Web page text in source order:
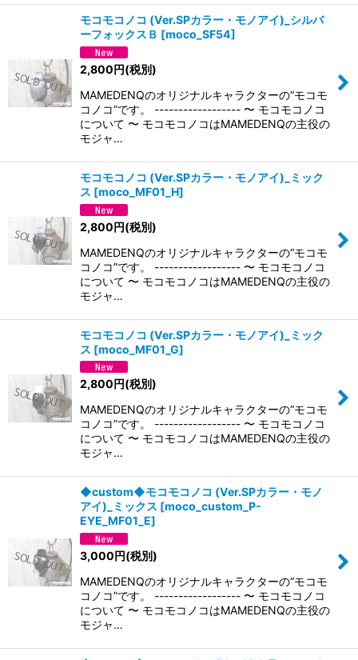
モコモコノコ (Ver.SPカラー・モノアイ)_シルバ
ーフォックスＢ [moco_SF54]
2,800円(税別)
MAMEDENQのオリジナルキャラクターの“モコモ
コノコ”です。 ------------------ 〜 モコモコノコ
について 〜 モコモコノコはMAMEDENQの主役の
モジャ…
モコモコノコ (Ver.SPカラー・モノアイ)_ミック
ス [moco_MF01_H]
2,800円(税別)
MAMEDENQのオリジナルキャラクターの“モコモ
コノコ”です。 ------------------ 〜 モコモコノコ
について 〜 モコモコノコはMAMEDENQの主役の
モジャ…
モコモコノコ (Ver.SPカラー・モノアイ)_ミック
ス [moco_MF01_G]
2,800 円(税別)
MAMEDENQのオリジナルキャラクターの“モコモ
コノコ”です。 ------------------ 〜 モコモコノコ
について 〜 モコモコノコはMAMEDENQの主役の
モジャ…
◆custom◆モコモコノコ (Ver.SPカラー・モノ
アイ)_ミックス [moco_custom_P-
EYE_MF01_E]
3,000円(税別)
MAMEDENQのオリジナルキャラクターの“モコモ
コノコ”です。 ------------------ 〜 モコモコノコ
について 〜 モコモコノコはMAMEDENQの主役の
モジャ…